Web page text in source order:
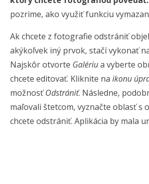
pozrime, ako využiť funkciu
Ak chcete z fotografie odstrániť
akýkoľvek iný prvok, stačí vykonať
Najskôr otvorte Galériua vyberte
chcete editovať. Kliknite na ikonu
možnosťOdstrániť. Následne,
maľovali štetcom, vyznačte oblasť s
chcete odstrániť. Aplikácia by mala